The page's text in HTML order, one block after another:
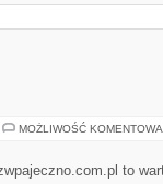
MOŻLIWOŚĆ
to